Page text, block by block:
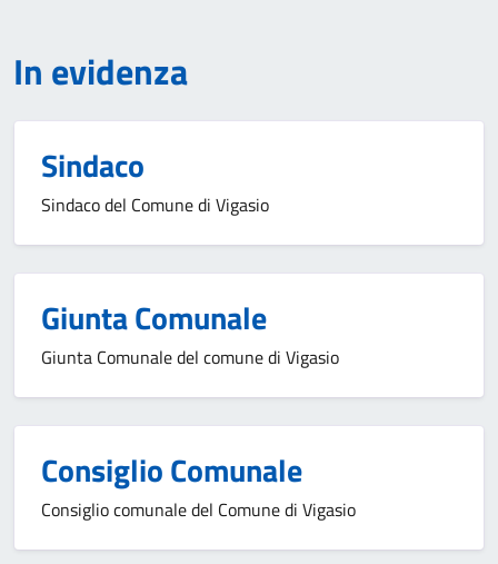
In evidenza
Sindaco
Sindaco del Comune di Vigasio
Giunta Comunale
Giunta Comunale del comune di Vigasio
Consiglio Comunale
Consiglio comunale del Comune di Vigasio